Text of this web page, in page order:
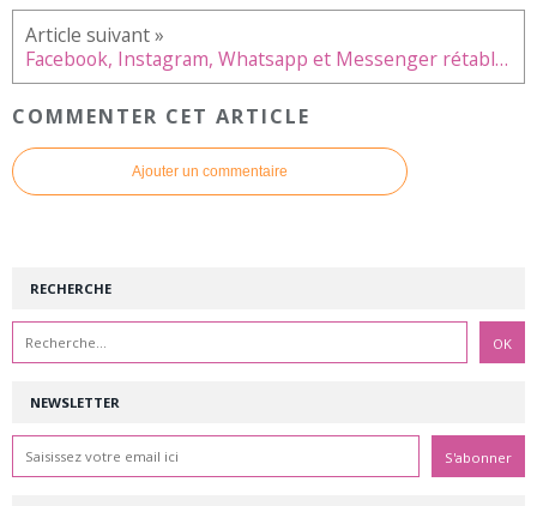
Facebook, Instagram, Whatsapp et Messenger rétablis après une panne majeure de plusieurs heures
COMMENTER CET ARTICLE
Ajouter un commentaire
NEWSLETTER
RECHERCHE